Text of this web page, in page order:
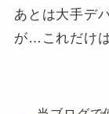
あとは大手デ
が…これだけ